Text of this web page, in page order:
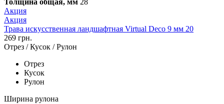
Акция
Акция
Трава искусственная ландшафтная Virtual Deco 9 мм 20
269 грн.
Отрез / Кусок / Рулон
Отрез
Кусок
Рулон
Ширина рулона